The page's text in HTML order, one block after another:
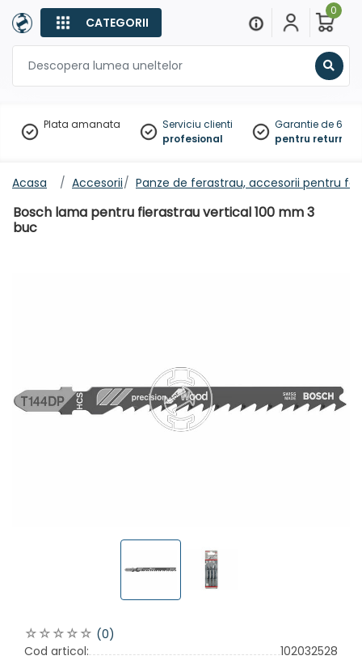
CATEGORII
0
Plata amanata
Serviciu clienti
profesional
Garantie de 60
pentru
Acasa Accesorii Panze de ferastrau, accesorii pentru
Bosch lama pentru fierastrau vertical 100 mm 3
buc
(0)
Cod articol:
102032528